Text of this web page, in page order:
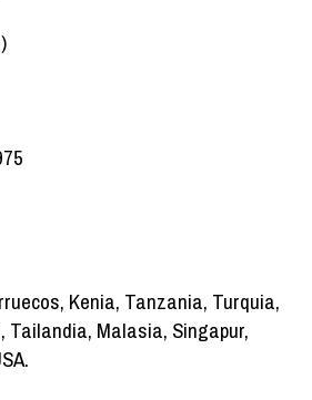
Kenia, Tanzania, Turquia,
Tailandia, Malasia, Singapur,